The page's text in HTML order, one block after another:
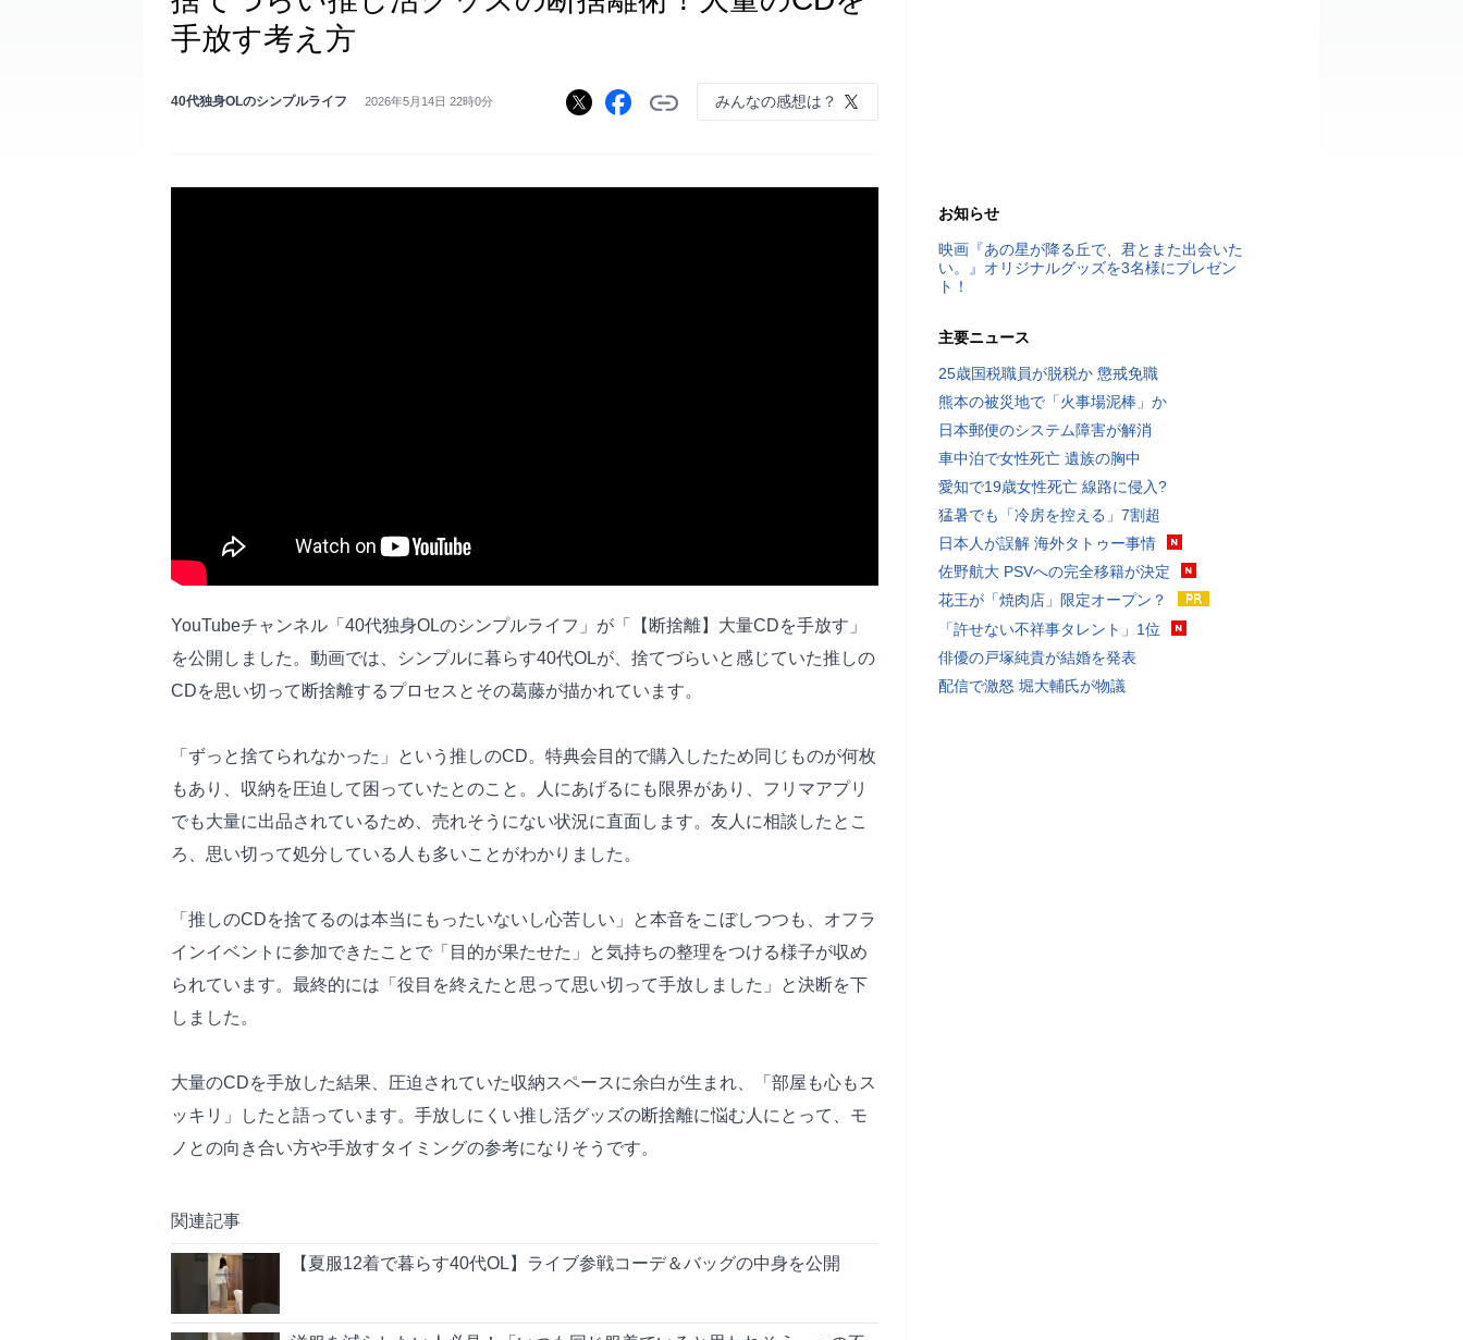
手放す考え方
40代独身OLのシンプルライフ 2026年5月14日 22時0分 みんなの感想は？
YouTubeチャンネル「40代独身OLのシンプルライフ」が「【断捨離】大量CDを手放す」
を公開しました。動画では、シンプルに暮らす40代OLが、捨てづらいと感じていた推しの
CDを思い切って断捨離するプロセスとその葛藤が描かれています。
「ずっと捨てられなかった」という推しのCD。特典会目的で購入したため同じものが何枚
もあり、収納を圧迫して困っていたとのこと。人にあげるにも限界があり、フリマアプリ
でも大量に出品されているため、売れそうにない状況に直面します。友人に相談したとこ
ろ、思い切って処分している人も多いことがわかりました。
「推しのCDを捨てるのは本当にもったいないし心苦しい」と本音をこぼしつつも、オフラ
インイベントに参加できたことで「目的が果たせた」と気持ちの整理をつける様子が収め
られています。最終的には「役目を終えたと思って思い切って手放しました」と決断を下
しました。
大量のCDを手放した結果、圧迫されていた収納スペースに余白が生まれ、「部屋も心もス
ッキリ」したと語っています。手放しにくい推し活グッズの断捨離に悩む人にとって、モ
ノとの向き合い方や手放すタイミングの参考になりそうです。
関連記事
【夏服12着で暮らす40代OL】ライブ参戦コーデ＆バッグの中身を公開
お知らせ
映画『あの星が降る丘で、君とまた出会いた
い。』オリジナルグッズを3名様にプレゼン
ト！
主要ニュース
25歳国税職員が脱税か 懲戒免職
熊本の被災地で「火事場泥棒」か
日本郵便のシステム障害が解消
車中泊で女性死亡 遺族の胸中
愛知で19歳女性死亡 線路に侵入?
猛暑でも「冷房を控える」7割超
日本人が誤解 海外タトゥー事情
佐野航大 PSVへの完全移籍が決定
花王が「焼肉店」限定オープン？
「許せない不祥事タレント」1位
俳優の戸塚純貴が結婚を発表
配信で激怒 堀大輔氏が物議